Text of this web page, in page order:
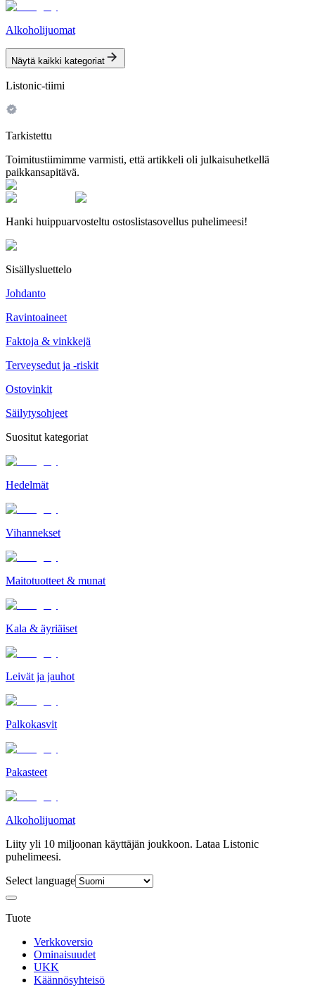
Alkoholijuomat
Näytä kaikki kategoriat
Listonic-tiimi
Tarkistettu
Toimitustiimimme varmisti, että artikkeli oli julkaisuhetkellä
paikkansapitävä.
Hanki huippuarvosteltu ostoslistasovellus puhelimeesi!
Sisällysluettelo
Johdanto
Ravintoaineet
Faktoja & vinkkejä
Terveysedut ja -riskit
Ostovinkit
Säilytysohjeet
Suositut kategoriat
Hedelmät
Vihannekset
Maitotuotteet & munat
Kala & äyriäiset
Leivät ja jauhot
Palkokasvit
Pakasteet
Alkoholijuomat
Liity yli 10 miljoonan käyttäjän joukkoon. Lataa Listonic
puhelimeesi.
Select language
Tuote
Verkkoversio
Ominaisuudet
UKK
Käännösyhteisö